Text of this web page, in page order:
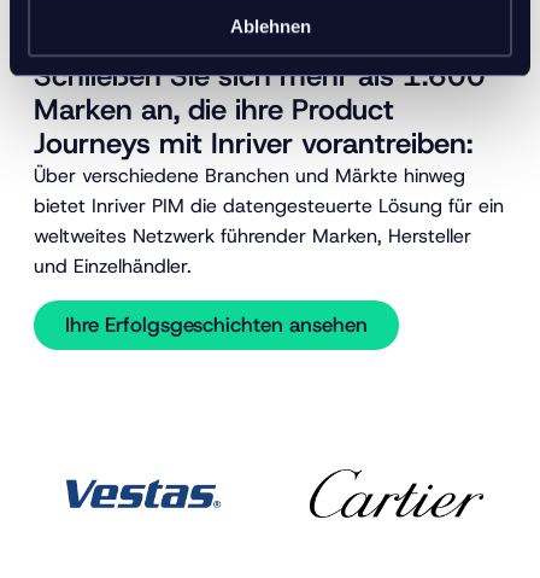
Ablehnen
Schließen Sie sich mehr als 1.600
Marken an, die ihre Product
Journeys mit Inriver vorantreiben:
Über verschiedene Branchen und Märkte hinweg
bietet Inriver PIM die datengesteuerte Lösung für ein
weltweites Netzwerk führender Marken, Hersteller
und Einzelhändler.
Ihre Erfolgsgeschichten ansehen